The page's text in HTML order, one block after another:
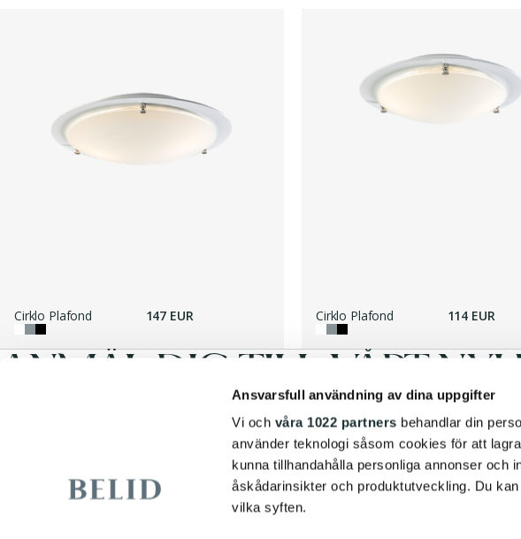
Ansvarsfull användning av dina uppgifter
Vi och våra 1022 partners behandlar din
använder teknologi såsom cookies för att
kunna tillhandahålla personliga annonser och
åskådarinsikter och produktutveckling. Du
vilka syften.
Cirklo Plafond 147 EUR Cirklo Plafond 114 EUR
ANMÄL DIG TILL VÅRT
Jag accepterarvillkoren och jag har läst och förståttintegritetspolicyn.
INFORMATION